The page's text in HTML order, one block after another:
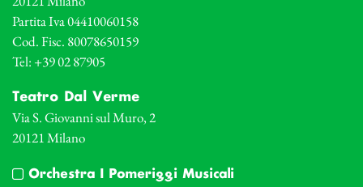
Partita Iva 04410060158
Cod. Fisc. 80078650159
Tel: +39 02 87905
Teatro Dal Verme
Via S. Giovanni sul Muro, 2
20121 Milano
Orchestra I Pomeriggi Musicali